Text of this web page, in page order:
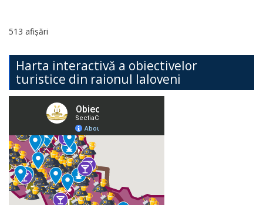
513 afișări
Harta interactivă a obiectivelor
turistice din raionul Ialoveni